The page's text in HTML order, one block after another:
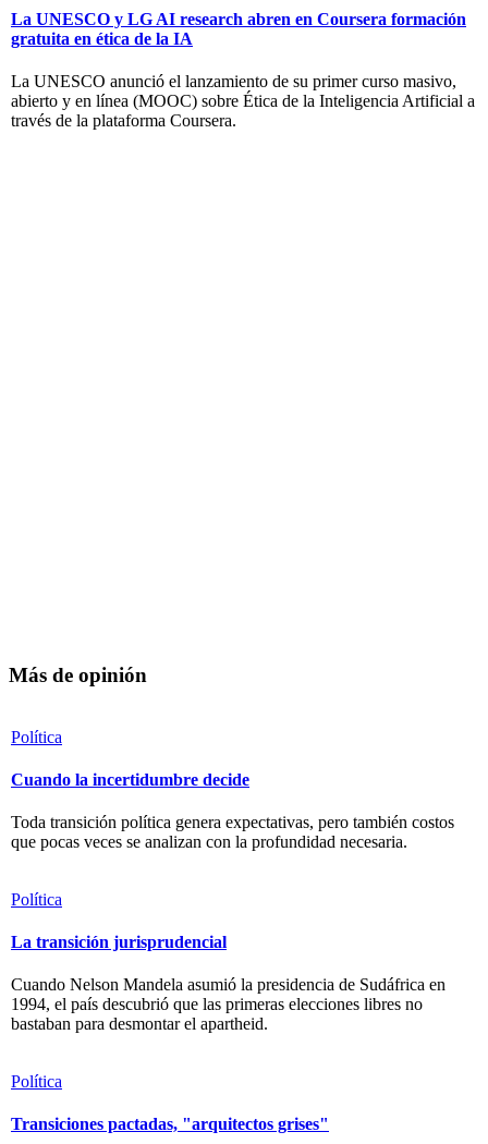
La UNESCO y LG AI research abren en Coursera formación
gratuita en ética de la IA
La UNESCO anunció el lanzamiento de su primer curso masivo,
abierto y en línea (MOOC) sobre Ética de la Inteligencia Artificial a
través de la plataforma Coursera.
Más de opinión
Política
Cuando la incertidumbre decide
Toda transición política genera expectativas, pero también costos
que pocas veces se analizan con la profundidad necesaria.
Política
La transición jurisprudencial
Cuando Nelson Mandela asumió la presidencia de Sudáfrica en
1994, el país descubrió que las primeras elecciones libres no
bastaban para desmontar el apartheid.
Política
Transiciones pactadas, "arquitectos grises"